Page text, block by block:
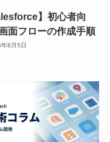
】初心者向
面フローの作成手順
8月5日